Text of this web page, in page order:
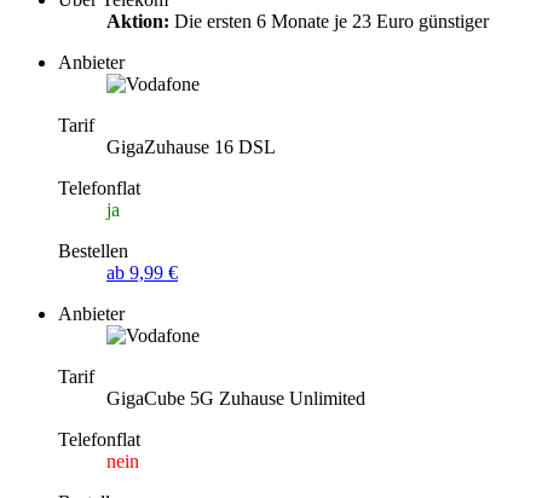
Aktion: Die ersten 6 Monate je 23 Euro günstiger
Anbieter
Tarif
GigaZuhause 16 DSL
Telefonflat
ja
Bestellen
ab 9,99 €
Anbieter
Tarif
GigaCube 5G Zuhause Unlimited
Telefonflat
nein